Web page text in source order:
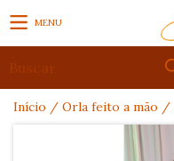
MENU
Início / Orla feito a mão /